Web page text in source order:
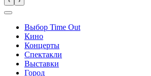
Выбор Time Out
Кино
Концерты
Спектакли
Выставки
Город